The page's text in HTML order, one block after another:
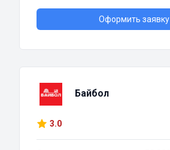
Оформить заявку
Байбол
3.0